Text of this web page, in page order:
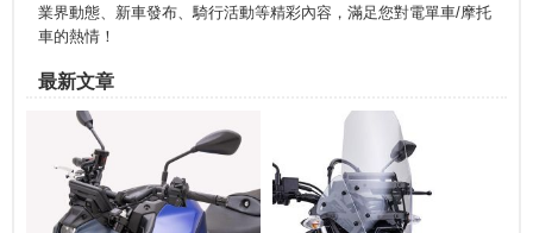
業界動態、新車發布、騎行活動等精彩內容，滿足您對電單車/摩托
車的熱情！
最新文章